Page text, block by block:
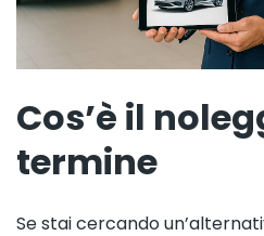
Cos’è il
termine
Se stai cercando